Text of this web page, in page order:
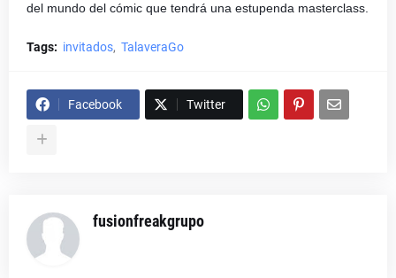
del mundo del cómic que tendrá una estupenda masterclass.
Tags: invitados TalaveraGo
Facebook Twitter
fusionfreakgrupo